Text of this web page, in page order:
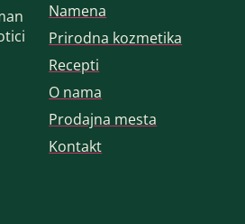
Namena
Prirodna kozmetika
Recepti
O nama
Prodajna mesta
Kontakt